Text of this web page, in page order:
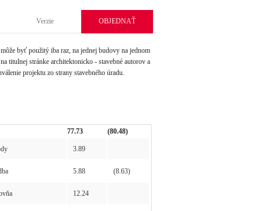
Verzie OBJEDNAŤ
byť použitý iba raz, na jednej budovy na jednom
titulnej stránke architektonicko - stavebné autorov a
projektu zo strany stavebného úradu.
77.73 (80.48)
3.89
5.88 (8.63)
12.24